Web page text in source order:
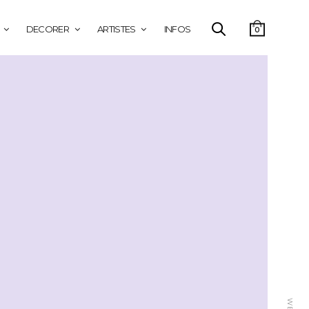
DECORER ARTISTES INFOS 0